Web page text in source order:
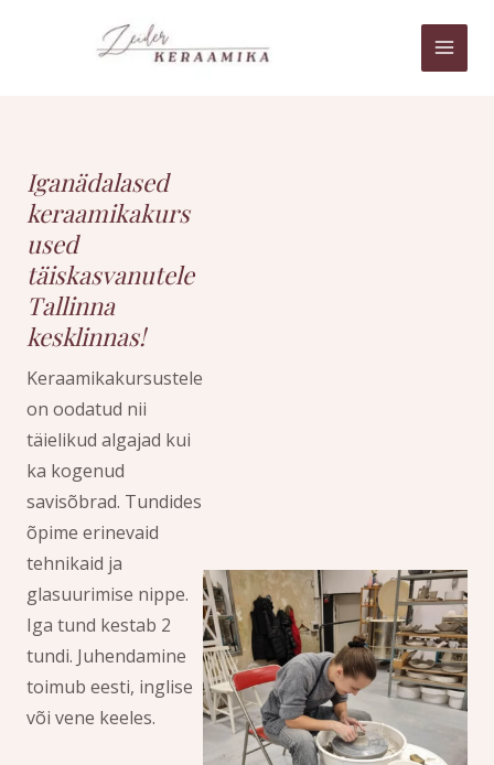
Iganädalased
keraamikakurs
used
täiskasvanutele
Tallinna
kesklinnas!
Keraamikakursustele
on oodatud nii
täielikud algajad kui
ka kogenud
savisõbrad. Tundides
õpime erinevaid
tehnikaid ja
glasuurimise nippe.
Iga tund kestab 2
tundi. Juhendamine
toimub eesti, inglise
või vene keeles.